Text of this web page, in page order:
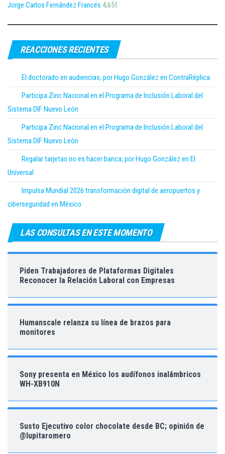
Jorge Carlos Fernández Francés 4,651
REACCIONES RECIENTES
El doctorado en audiencias, por Hugo González en ContraRéplica
Participa Zinc Nacional en el Programa de Inclusión Laboral del
Sistema DIF Nuevo León
Participa Zinc Nacional en el Programa de Inclusión Laboral del
Sistema DIF Nuevo León
Regalar tarjetas no es hacer banca; por Hugo González en El
Universal
Impulsa Mundial 2026 transformación digital de aeropuertos y
ciberseguridad en México
LAS CONSULTAS EN ESTE MOMENTO
Piden Trabajadores de Plataformas Digitales
Reconocer la Relación Laboral con Empresas
Humanscale relanza su línea de brazos para
monitores
Sony presenta en México los audífonos inalámbricos
WH-XB910N
Susto Ejecutivo color chocolate desde BC; opinión de
@lupitaromero